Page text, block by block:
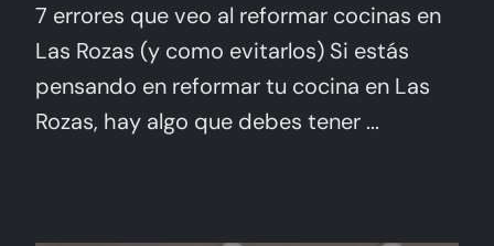
7 errores que veo al reformar cocinas en
Las Rozas (y como evitarlos) Si estás
pensando en reformar tu cocina en Las
Rozas, hay algo que debes tener ...